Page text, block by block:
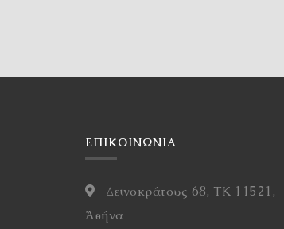
ΕΠΙΚΟΙΝΩΝΙΑ
Δεινοκράτους 68, ΤΚ 11521,
Ἀθήνα